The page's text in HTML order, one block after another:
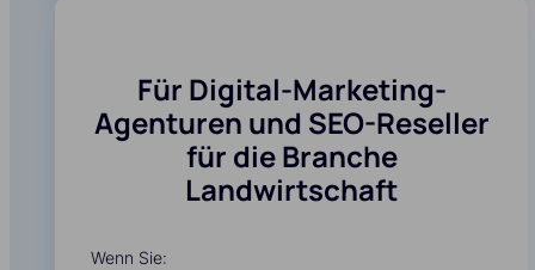
Für Digital-Marketing-
Agenturen und SEO-Reseller
für die Branche
Landwirtschaft
Wenn Sie: